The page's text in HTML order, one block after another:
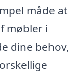
måde at
møbler i
dine behov,